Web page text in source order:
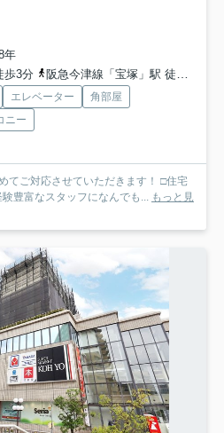
年
歩3分
阪急今津線「宝塚」駅 徒歩3分
エレベーター
角部屋
ニー
てご対応させていただきます！ □住宅
豊富なスタッフになんでも... もっと見